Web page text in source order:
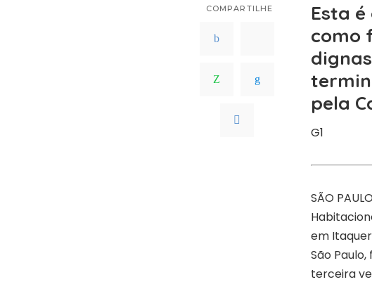
COMPARTILHE
Esta
como
pela
G1
SÃO
em
São Paulo,
terceira